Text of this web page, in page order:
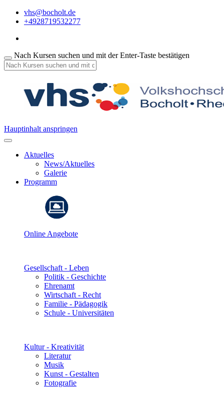
vhs@bocholt.de
+4928719532277
Nach Kursen suchen und mit der Enter-Taste bestätigen
Hauptinhalt anspringen
Aktuelles
News/Aktuelles
Galerie
Programm
Online Angebote
Gesellschaft - Leben
Politik - Geschichte
Ehrenamt
Wirtschaft - Recht
Familie - Pädagogik
Schule - Universitäten
Kultur - Kreativität
Literatur
Musik
Kunst - Gestalten
Fotografie